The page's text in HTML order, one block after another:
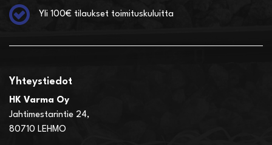
Yli 100€ tilaukset toimituskuluitta
Yhteystiedot
HK Varma Oy
Jahtimestarintie 24,
80710 LEHMO